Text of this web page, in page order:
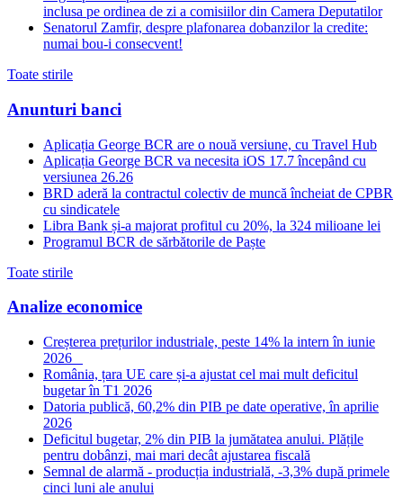
inclusa pe ordinea de zi a comisiilor din Camera Deputatilor
Senatorul Zamfir, despre plafonarea dobanzilor la credite:
numai bou-i consecvent!
Toate stirile
Anunturi banci
Aplicația George BCR are o nouă versiune, cu Travel Hub
Aplicația George BCR va necesita iOS 17.7 începând cu
versiunea 26.26
BRD aderă la contractul colectiv de muncă încheiat de CPBR
cu sindicatele
Libra Bank și-a majorat profitul cu 20%, la 324 milioane lei
Programul BCR de sărbătorile de Paște
Toate stirile
Analize economice
Creșterea prețurilor industriale, peste 14% la intern în iunie
2026
România, țara UE care și-a ajustat cel mai mult deficitul
bugetar în T1 2026
Datoria publică, 60,2% din PIB pe date operative, în aprilie
2026
Deficitul bugetar, 2% din PIB la jumătatea anului. Plățile
pentru dobânzi, mai mari decât ajustarea fiscală
Semnal de alarmă - producția industrială, -3,3% după primele
cinci luni ale anului